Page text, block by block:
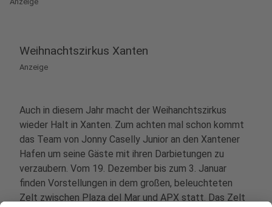
Weihnachtszirkus Xanten
Anzeige
Auch in diesem Jahr macht der Weihanchtszirkus
wieder Halt in Xanten. Zum achten mal schon kommt
das Team von Jonny Caselly Junior an den Xantener
Hafen um seine Gäste mit ihren Darbietungen zu
verzaubern. Vom 19. Dezember bis zum 3. Januar
finden Vorstellungen in dem großen, beleuchteten
Zelt zwischen Plaza del Mar und APX statt. Das Zelt